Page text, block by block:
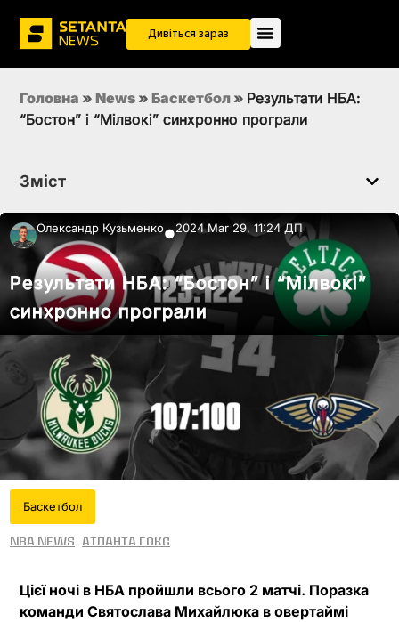
Дивіться зараз
Головна » News » Баскетбол » Результати НБА:
“Бостон” і “Мілвокі” синхронно програли
Зміст
Олександр Кузьменко●2024 Mar 29, 11:24 ДП
Результати НБА: “Бостон” і “Мілвокі”
синхронно програли
Баскетбол
NBA News Атланта Гокс
Цієї ночі в НБА пройшли всього 2 матчі. Поразка
команди Святослава Михайлюка в овертаймі